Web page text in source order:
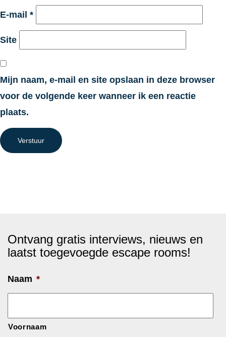
E-mail *
Site
Mijn naam, e-mail en site opslaan in deze browser
voor de volgende keer wanneer ik een reactie
plaats.
Verstuur
Ontvang gratis interviews, nieuws en
laatst toegevoegde escape rooms!
Naam *
Voornaam